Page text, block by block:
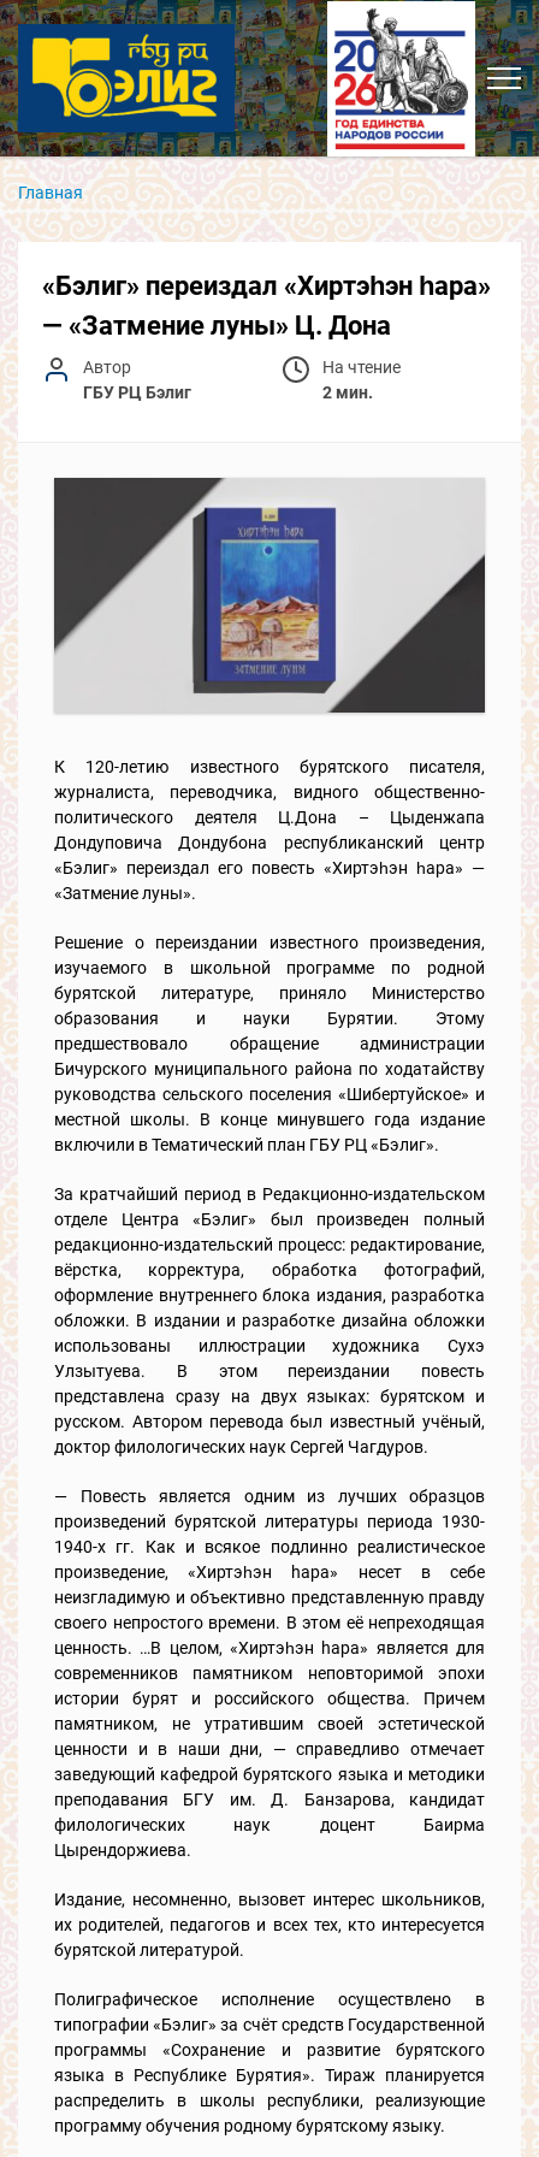
Главная
«Бэлиг» переиздал «Хиртэһэн һара»
— «Затмение луны» Ц. Дона
Автор
ГБУ РЦ Бэлиг
На чтение
2 мин.
К 120-летию известного бурятского писателя,
журналиста, переводчика, видного общественно-
политического деятеля Ц.Дона – Цыденжапа
Дондуповича Дондубона республиканский центр
«Бэлиг» переиздал его повесть «Хиртэһэн һара» —
«Затмение луны».
Решение о переиздании известного произведения,
изучаемого в школьной программе по родной
бурятской литературе, приняло Министерство
образования и науки Бурятии. Этому
предшествовало обращение администрации
Бичурского муниципального района по ходатайству
руководства сельского поселения «Шибертуйское» и
местной школы. В конце минувшего года издание
включили в Тематический план ГБУ РЦ «Бэлиг».
За кратчайший период в Редакционно-издательском
отделе Центра «Бэлиг» был произведен полный
редакционно-издательский процесс: редактирование,
вёрстка, корректура, обработка фотографий,
оформление внутреннего блока издания, разработка
обложки. В издании и разработке дизайна обложки
использованы иллюстрации художника Сухэ
Улзытуева. В этом переиздании повесть
представлена сразу на двух языках: бурятском и
русском. Автором перевода был известный учёный,
доктор филологических наук Сергей Чагдуров.
— Повесть является одним из лучших образцов
произведений бурятской литературы периода 1930-
1940-х гг. Как и всякое подлинно реалистическое
произведение, «Хиртэһэн hapa» несет в себе
неизгладимую и объективно представленную правду
своего непростого времени. В этом её непреходящая
ценность. …В целом, «Хиртэһэн hapa» является для
современников памятником неповторимой эпохи
истории бурят и российского общества. Причем
памятником, не утратившим своей эстетической
ценности и в наши дни, — справедливо отмечает
заведующий кафедрой бурятского языка и методики
преподавания БГУ им. Д. Банзарова, кандидат
филологических наук доцент Баирма
Цырендоржиева.
Издание, несомненно, вызовет интерес школьников,
их родителей, педагогов и всех тех, кто интересуется
бурятской литературой.
Полиграфическое исполнение осуществлено в
типографии «Бэлиг» за счёт средств Государственной
программы «Сохранение и развитие бурятского
языка в Республике Бурятия». Тираж планируется
распределить в школы республики, реализующие
программу обучения родному бурятскому языку.